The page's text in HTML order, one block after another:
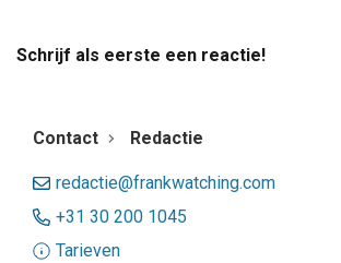
Schrijf als eerste een reactie!
Contact Redactie
redactie@frankwatching.com
+31 30 200 1045
Tarieven